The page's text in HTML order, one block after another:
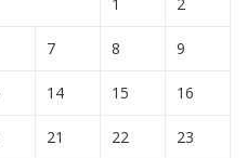
7 8 9
14 15 16
21 22 23